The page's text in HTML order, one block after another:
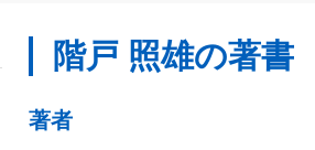
階戸 照雄の著書
著者